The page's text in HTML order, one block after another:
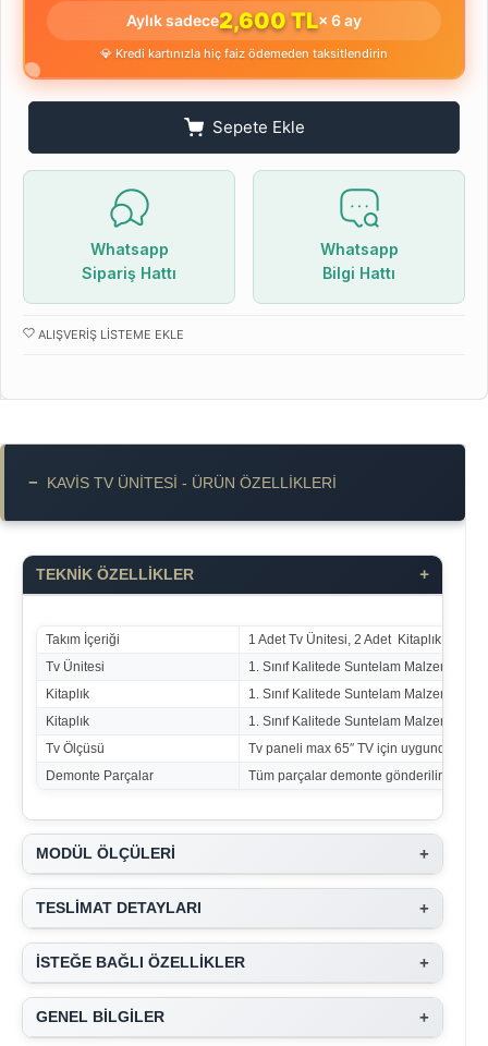
Aylık sadece2,600 TL× 6 ay
💎 Kredi kartınızla hiç faiz ödemeden taksitlendirin
Sepete Ekle
Whatsapp
Sipariş Hattı
Whatsapp
Bilgi Hattı
ALIŞVERIŞ LISTEME EKLE
− KAVIS TV ÜNITESI - ÜRÜN ÖZELLIKLERI
TEKNİK ÖZELLİKLER +
Takım İçeriği
1 Adet Tv Ünitesi, 2 Adet Kitaplık
Tv Ünitesi
1. Sınıf Kalitede Suntelam Malzemeden
Kitaplık
1. Sınıf Kalitede Suntelam Malzemeden
Kitaplık
1. Sınıf Kalitede Suntelam Malzemeden
Tv Ölçüsü
Tv paneli max 65″ TV için uygundur.
Demonte Parçalar
Tüm parçalar demonte gönderilir.
MODÜL ÖLÇÜLERİ +
TESLİMAT DETAYLARI +
İSTEĞE BAĞLI ÖZELLİKLER +
GENEL BİLGİLER +